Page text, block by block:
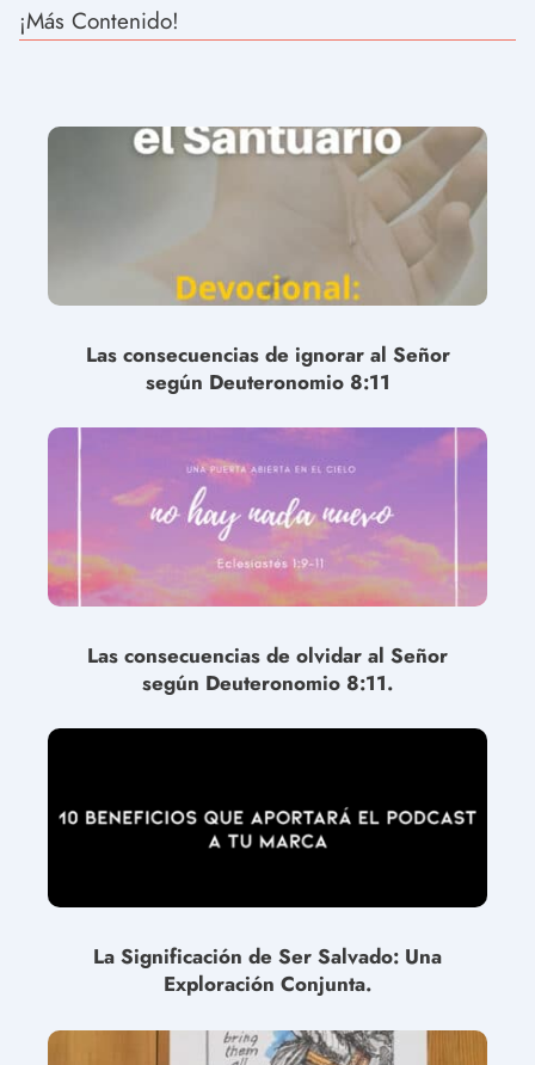
¡Más Contenido!
Las consecuencias de ignorar al Señor
según Deuteronomio 8:11
Las consecuencias de olvidar al Señor
según Deuteronomio 8:11.
La Significación de Ser Salvado: Una
Exploración Conjunta.